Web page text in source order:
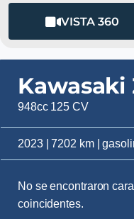
VISTA 360
Kawasaki
948cc 125 CV
2023 | 7202 km |
No se encontraron
coincidentes.